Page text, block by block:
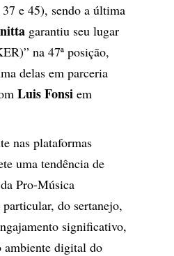
e 45), sendo a última
garantiu seu lugar
na 47ª posição,
delas em parceria
Luis Fonsi em
nas plataformas
uma tendência de
Pro-Música
do sertanejo,
significativo,
ambiente digital do